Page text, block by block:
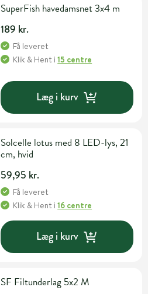
SuperFish havedamsnet 3x4 m
189 kr.
Få leveret
Klik & Hent i15 centre
Læg i kurv
Solcelle lotus med 8 LED-lys, 21
cm, hvid
59,95 kr.
Få leveret
Klik & Hent i16 centre
Læg i kurv
SF Filtunderlag 5x2 M